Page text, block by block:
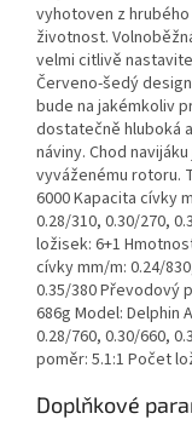
vyhotoven z
životnost.
velmi citlivě
Červeno-šedý
bude na jakémkoliv
dostatečně hluboká
náviny. Chod
vyváženému rotoru.
6000 Kapacita cívky
0.28/310, 0.30/270,
ložisek: 6+1
cívky mm/m: 0.24/
0.35/380 Převodový
686g Model: Delphin
0.28/760, 0.30/660,
poměr: 5.1:1 Počet
Doplňkové